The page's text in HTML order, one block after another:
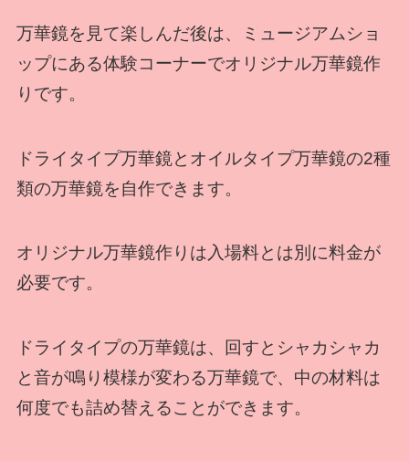
万華鏡を見て楽しんだ後は、ミュージアムショ
ップにある体験コーナーでオリジナル万華鏡作
りです。
ドライタイプ万華鏡とオイルタイプ万華鏡の2種
類の万華鏡を自作できます。
オリジナル万華鏡作りは入場料とは別に料金が
必要です。
ドライタイプの万華鏡は、回すとシャカシャカ
と音が鳴り模様が変わる万華鏡で、中の材料は
何度でも詰め替えることができます。